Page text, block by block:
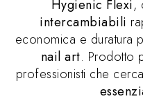
Hygienic Flexi,
intercambiabili
economica e duratura
nail art. Prodotto
professionisti che